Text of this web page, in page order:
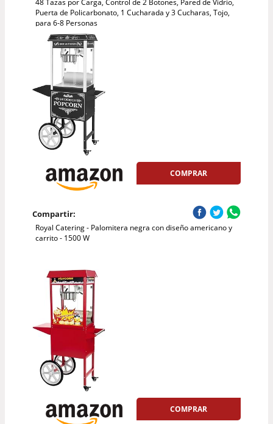
Puerta de Policarbonato, 1 Cucharada y 3 Cucharas, Tojo,
para 6-8 Personas
COMPRAR
Compartir:
Royal Catering - Palomitera negra con diseño americano y
carrito - 1500 W
COMPRAR